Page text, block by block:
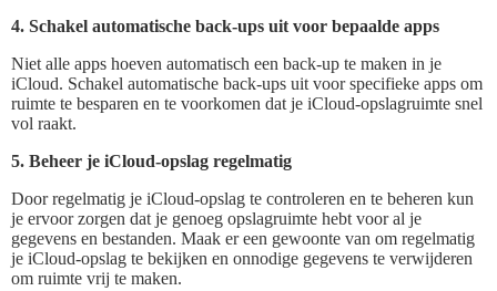
4. Schakel automatische back-ups uit voor bepaalde apps
Niet alle apps hoeven automatisch een back-up te maken in je
iCloud. Schakel automatische back-ups uit voor specifieke apps om
ruimte te besparen en te voorkomen dat je iCloud-opslagruimte snel
vol raakt.
5. Beheer je iCloud-opslag regelmatig
Door regelmatig je iCloud-opslag te controleren en te beheren kun
je ervoor zorgen dat je genoeg opslagruimte hebt voor al je
gegevens en bestanden. Maak er een gewoonte van om regelmatig
je iCloud-opslag te bekijken en onnodige gegevens te verwijderen
om ruimte vrij te maken.